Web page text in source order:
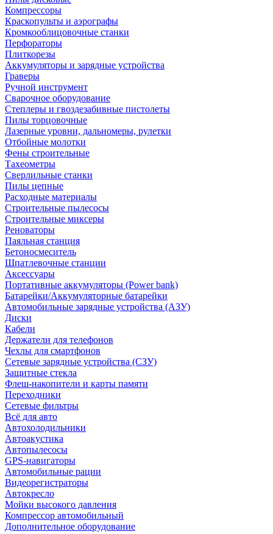
Компрессоры
Краскопульты и аэрографы
Кромкооблицовочные станки
Перфораторы
Плиткорезы
Аккумуляторы и зарядные устройства
Граверы
Ручной инструмент
Сварочное оборудование
Степлеры и гвоздезабивные пистолеты
Пилы торцовочные
Лазерные уровни, дальномеры, рулетки
Отбойные молотки
Фены строительные
Тахеометры
Сверлильные станки
Пилы цепные
Расходные материалы
Строительные пылесосы
Строительные миксеры
Реноваторы
Паяльная станция
Бетоносмеситель
Шпатлевочные станции
Аксессуары
Портативные аккумуляторы (Power bank)
Батарейки/Аккумуляторные батарейки
Автомобильные зарядные устройства (АЗУ)
Диски
Кабели
Держатели для телефонов
Чехлы для смартфонов
Сетевые зарядные устройства (СЗУ)
Защитные стекла
Флеш-накопители и карты памяти
Переходники
Сетевые фильтры
Всё для авто
Автохолодильники
Автоакустика
Автопылесосы
GPS-навигаторы
Автомобильные рации
Видеорегистраторы
Автокресло
Мойки высокого давления
Компрессор автомобильный
Дополнительное оборудование